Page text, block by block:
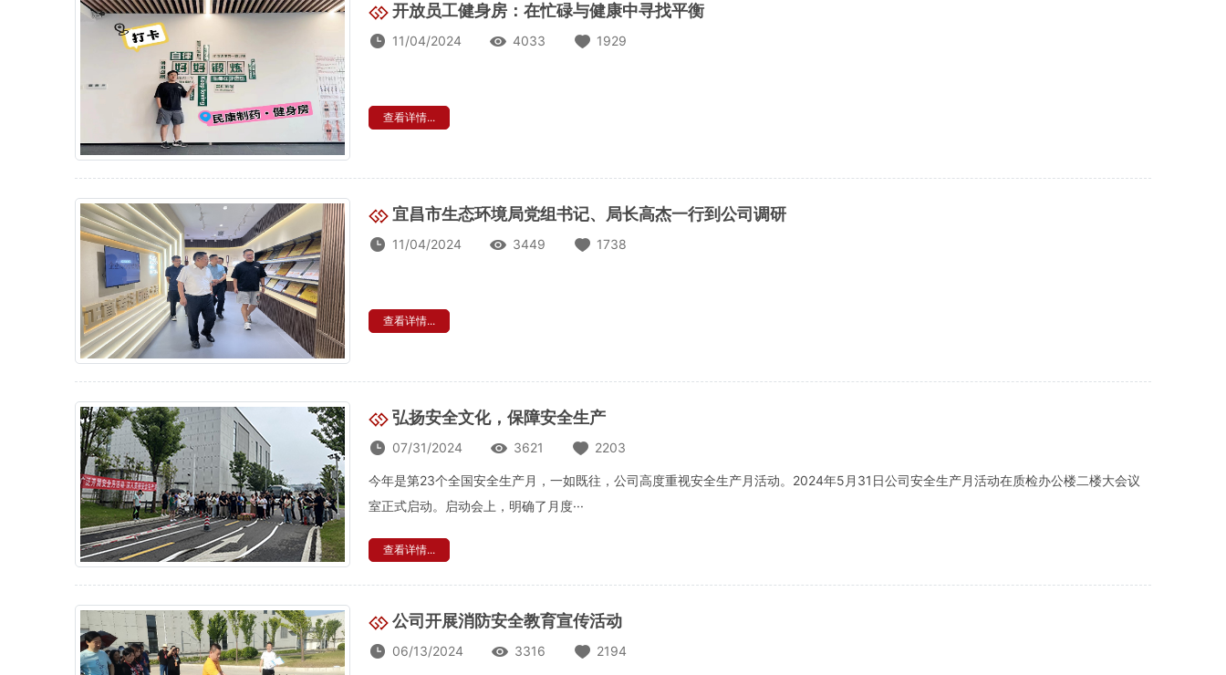
开放员工健身房：在忙碌与健康中寻找平衡
11/04/2024 4033 1929
查看详情...
宜昌市生态环境局党组书记、局长高杰一行到公司调研
11/04/2024 3449 1738
查看详情...
弘扬安全文化，保障安全生产
07/31/2024 3621 2203
今年是第23个全国安全生产月，一如既往，公司高度重视安全生产月活动。2024年5月31日公司安全生产月活动在质检办公楼二楼大会议
室正式启动。启动会上，明确了月度···
查看详情...
公司开展消防安全教育宣传活动
06/13/2024 3316 2194